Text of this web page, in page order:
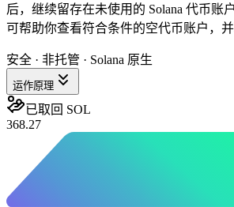
后，继续留存在未使用的 Solana 代币账
可帮助你查看符合条件的空代币账户，并
安全 · 非托管 · Solana 原生
运作原理
已取回 SOL
368.27